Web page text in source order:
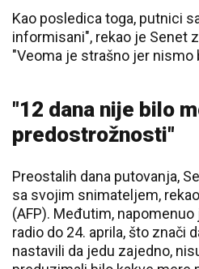
Kao posledica toga, putnici
informisani", rekao je Senet
"Veoma je strašno jer nismo
"12 dana nije bilo
predostrožnosti"
Preostalih dana putovanja,
sa svojim snimateljem,
(AFP). Međutim,
radio do 24. aprila, što znači
nastavili da jedu zajedno,